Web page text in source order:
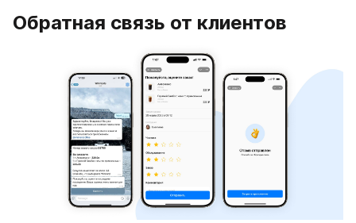
Обратная связь от клиентов